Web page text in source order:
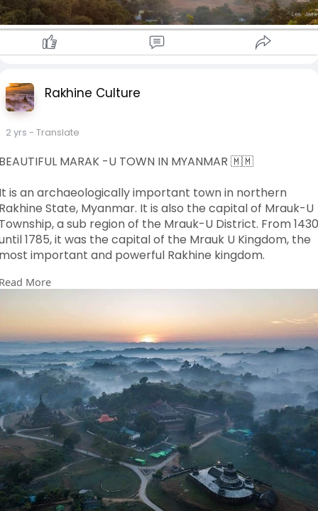
Rakhine Culture
2 yrs - Translate
MARAK -U TOWN IN MYANMAR 🇲🇲
is an archaeologically important town in northern
State, Myanmar. It is also the capital of Mrauk-U
a sub region of the Mrauk-U District. From
1785, it was the capital of the Mrauk U Kingdom, the
important and powerful Rakhine kingdom.
ပသောမာရက်-U TOWN MYANMAR 🇲🇲
ြန်မာနိုင်ငံ ရခိုင်ပြည်နယ်မြောက်ပိုင်းရှိ ရှေးဟောင်းသုတေသန
င်ရာ အရေးပါသော မြို့တစ်မြို့ဖြစ်သည်။ မြောက်ဦးခရိုင်၏
ေသခွဲတစ်ခုဖြစ်သည့် မြောက်ဦးမြို့နယ်၏ မြို့တော်လည်း
ြစ်သည်။ ၁၄၃၀ မှ ၁၇၈၅ ခုနှစ်အထိ မြောက်ဦးနိုင်ငံတော်၏
ြို့တော်ဖြစ်ခဲ့ပြီး အရေးအပါဆုံးနှင့် အင်အားအကြီးဆုံး ရခိုင်ဘုရင်
ြစ်သည်။
More